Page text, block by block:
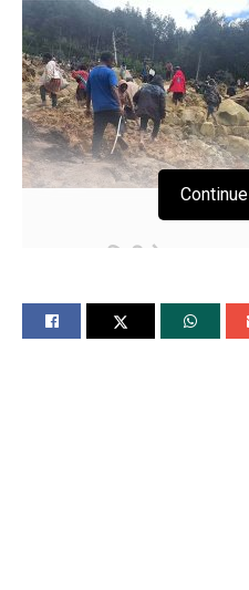
दर्जनों घर जमींदोज,सैकड़ों